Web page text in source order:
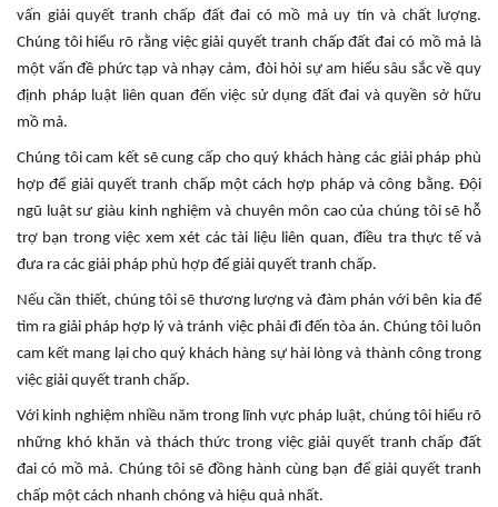
vấn giải quyết tranh chấp đất đai có mồ mả uy tín và chất lượng.
Chúng tôi hiểu rõ rằng việc giải quyết tranh chấp đất đai có mồ mả là
một vấn đề phức tạp và nhạy cảm, đòi hỏi sự am hiểu sâu sắc về quy
định pháp luật liên quan đến việc sử dụng đất đai và quyền sở hữu
mồ mả.
Chúng tôi cam kết sẽ cung cấp cho quý khách hàng các giải pháp phù
hợp để giải quyết tranh chấp một cách hợp pháp và công bằng. Đội
ngũ luật sư giàu kinh nghiệm và chuyên môn cao của chúng tôi sẽ hỗ
trợ bạn trong việc xem xét các tài liệu liên quan, điều tra thực tế và
đưa ra các giải pháp phù hợp để giải quyết tranh chấp.
Nếu cần thiết, chúng tôi sẽ thương lượng và đàm phán với bên kia để
tìm ra giải pháp hợp lý và tránh việc phải đi đến tòa án. Chúng tôi luôn
cam kết mang lại cho quý khách hàng sự hài lòng và thành công trong
việc giải quyết tranh chấp.
Với kinh nghiệm nhiều năm trong lĩnh vực pháp luật, chúng tôi hiểu rõ
những khó khăn và thách thức trong việc giải quyết tranh chấp đất
đai có mồ mả. Chúng tôi sẽ đồng hành cùng bạn để giải quyết tranh
chấp một cách nhanh chóng và hiệu quả nhất.